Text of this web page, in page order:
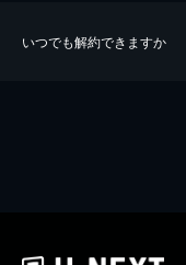
いつでも解約できますか